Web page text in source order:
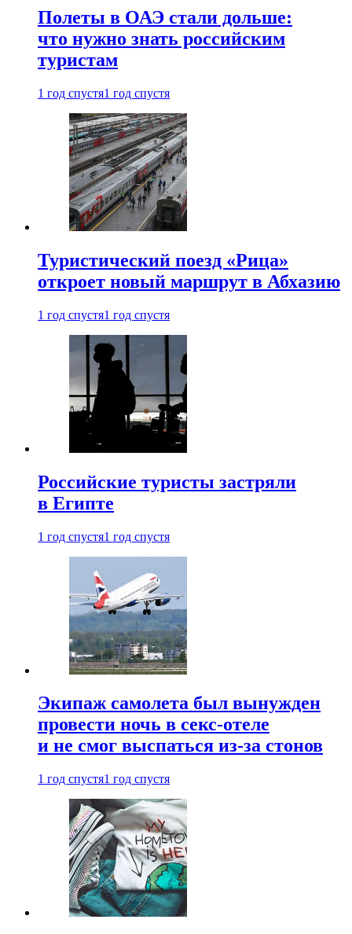
Полеты в ОАЭ стали дольше:
что нужно знать российским
туристам
1 год спустя1 год спустя
Туристический поезд «Рица»
откроет новый маршрут в Абхазию
1 год спустя1 год спустя
Российские туристы застряли
в Египте
1 год спустя1 год спустя
Экипаж самолета был вынужден
провести ночь в секс-отеле
и не смог выспаться из-за стонов
1 год спустя1 год спустя